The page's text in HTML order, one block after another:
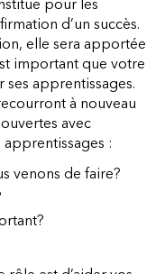
pour les
d’un succès.
elle sera apportée
important que votre
apprentissages.
à nouveau
avec
:
venons de faire?